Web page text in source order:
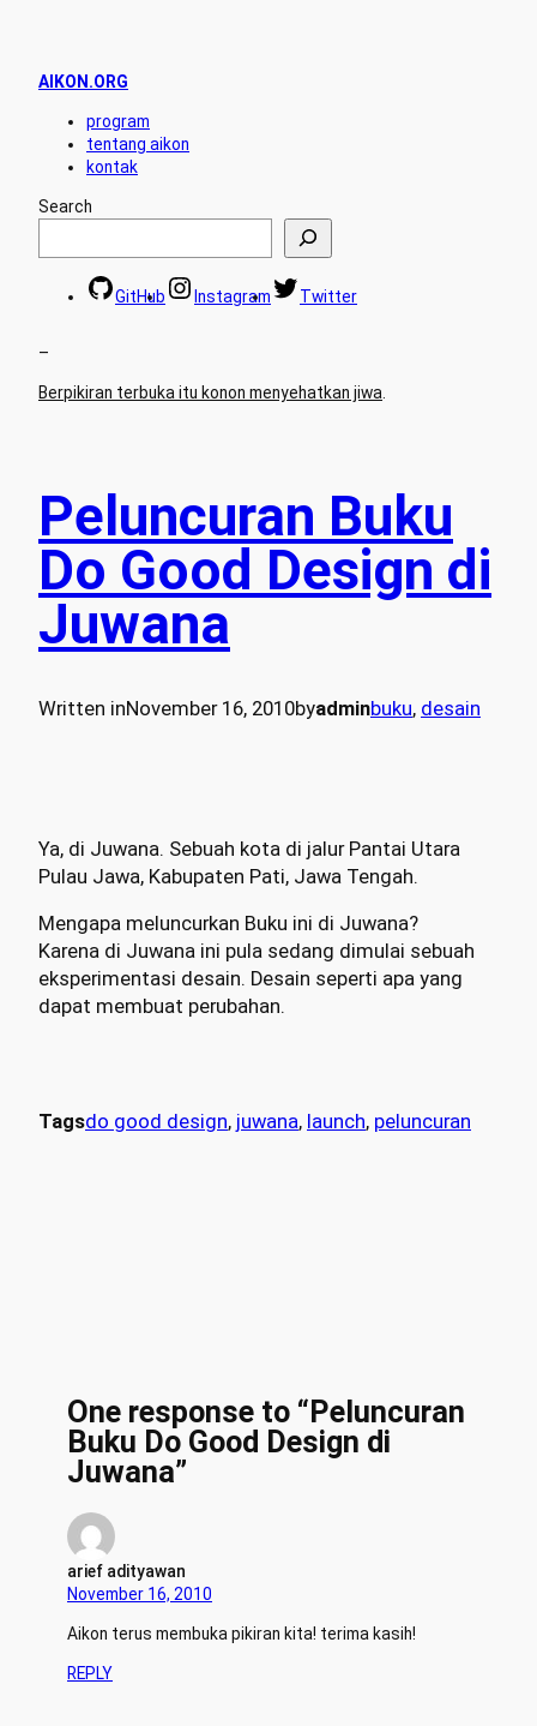
AIKON.ORG
program
tentang aikon
kontak
Search
GitHub Instagram Twitter
–
Berpikiran terbuka itu konon menyehatkan jiwa
Peluncuran Buku
Do Good Design di
Juwana
Written inNovember 16, 2010byadminbuku, desain
Ya, di Juwana. Sebuah kota di jalur Pantai Utara
Pulau Jawa, Kabupaten Pati, Jawa Tengah.
Mengapa meluncurkan Buku ini di Juwana?
Karena di Juwana ini pula sedang dimulai sebuah
eksperimentasi desain. Desain seperti apa yang
dapat membuat perubahan.
Tagsdo good design, juwana, launch, peluncuran
One response to “Peluncuran
Buku Do Good Design di
Juwana”
arief adityawan
November 16, 2010
Aikon terus membuka pikiran kita! terima kasih!
REPLY